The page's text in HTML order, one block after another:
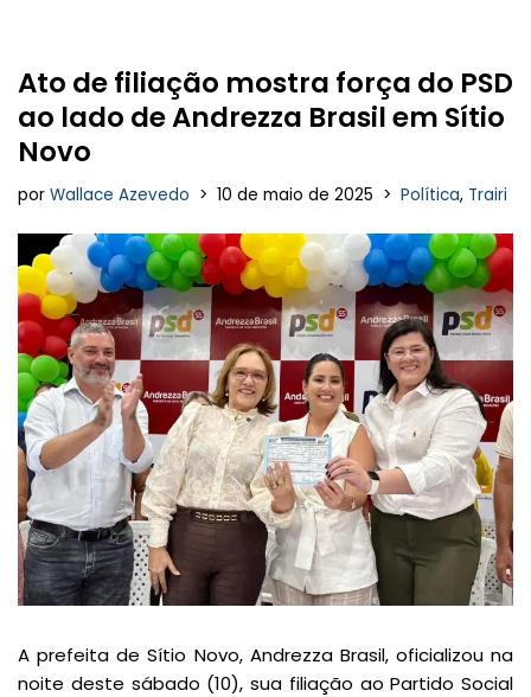
Ato de filiação mostra força do PSD
ao lado de Andrezza Brasil em Sítio
Novo
por Wallace Azevedo 10 de maio de 2025 Política, Trairi
A prefeita de Sítio Novo, Andrezza Brasil, oficializou na
noite deste sábado (10), sua filiação ao Partido Social